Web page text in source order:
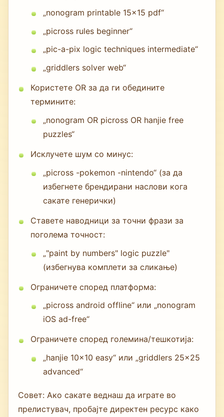
„nonogram printable 15x15 pdf“
„picross rules beginner“
„pic-a-pix logic techniques intermediate“
„griddlers solver web“
Користете OR за да ги обедините
термините:
„nonogram OR picross OR hanjie free
puzzles“
Исклучете шум со минус:
„picross -pokemon -nintendo“ (за да
избегнете брендирани наслови кога
сакате генерички)
Ставете наводници за точни фрази за
поголема точност:
„"paint by numbers" logic puzzle"
(избегнува комплети за сликање)
Ограничете според платформа:
„picross android offline“ или „nonogram
iOS ad-free“
Ограничете според големина/тешкотија:
„hanjie 10x10 easy“ или „griddlers 25x25
advanced“
Совет: Ако сакате веднаш да играте во
прелистувач, пробајте директен ресурс како